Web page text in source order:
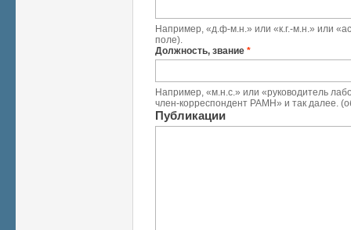
Например, «д.ф-м.н.» или «к.г.-м.н.» или
поле).
Должность, звание *
Например, «м.н.с.» или «руководитель
член-корреспондент РАМН» и так далее.
Публикации